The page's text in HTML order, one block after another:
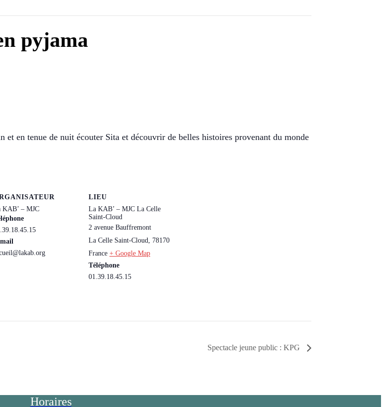
pyjama
et en tenue de nuit écouter Sita et découvrir de belles histoires provenant du monde
KAB’ – MJC
LIEU
La KAB’ – MJC La Celle
Saint-Cloud
2 avenue Bauffremont
La Celle Saint-Cloud
78170
France + Google Map
Téléphone
01.39.18.45.15
Spectacle jeune public : KPG
Horaires